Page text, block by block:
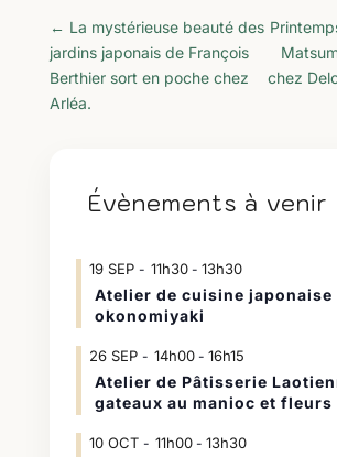
← La mystérieuse beauté des
jardins japonais de François
Berthier sort en poche chez
Arléa.
chez
Évènements à venir
19 SEP 11h30- 13h30
Atelier de cuisine japonaise
okonomiyaki
26 SEP 14h00- 16h15
Atelier de Pâtisserie
gateaux au manioc et fleurs
10 OCT 11h00- 13h30